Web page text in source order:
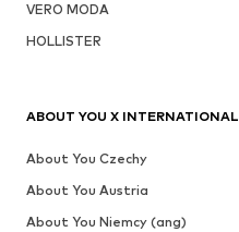
VERO MODA
HOLLISTER
ABOUT YOU X INTERNATIONAL
About You Czechy
About You Austria
About You Niemcy (ang)